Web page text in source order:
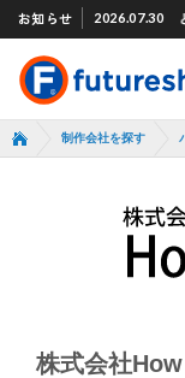
お知らせ
アプリ 「STAFF START」
2026.07.30
マーケティング支援」と
制作会社を探す
株式会社